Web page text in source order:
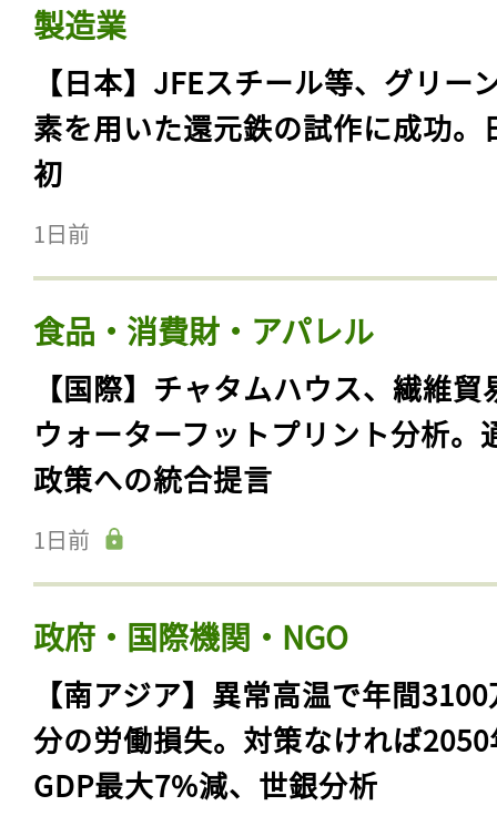
製造業
【日本】JFEスチール等、グリー
素を用いた還元鉄の試作に成功。
初
1日前
食品・消費財・アパレル
【国際】チャタムハウス、繊維貿
ウォーターフットプリント分析。
政策への統合提言
1日前
政府・国際機関・NGO
【南アジア】異常高温で年間
分の労働損失。対策なければ
GDP最大7%減、世銀分析